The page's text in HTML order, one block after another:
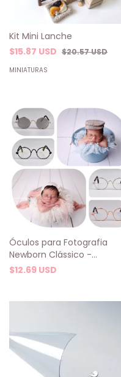
Kit Mini Lanche
$15.87 USD $20.57 USD
MINIATURAS
Óculos para Fotografia
Newborn Clássico -
Tamanho Real 8cm (Várias
$12.69 USD